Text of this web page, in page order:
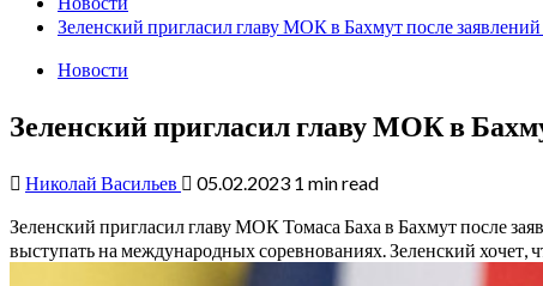
Зеленский пригласил главу МОК в Бахмут после
Новости
Зеленский пригласил главу МОК в
Николай Васильев 05.02.2023 1 min read
Зеленский пригласил главу МОК Томаса Баха в Бахмут после
выступать на международных соревнованиях. Зеленский хочет,